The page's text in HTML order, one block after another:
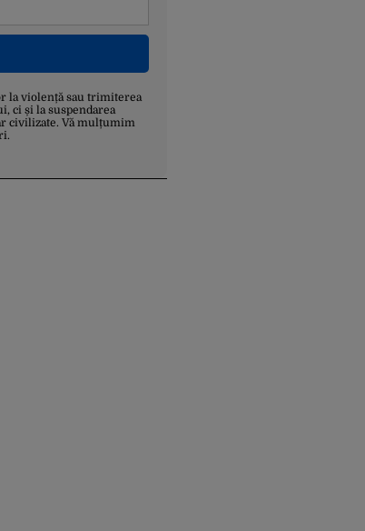
la violență sau trimiterea
ci și la suspendarea
civilizate. Vă mulțumim